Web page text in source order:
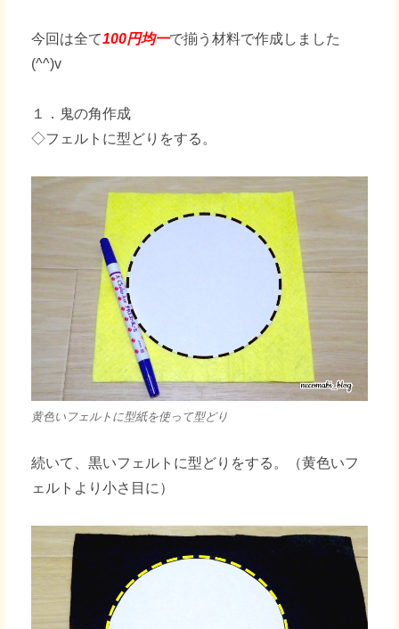
今回は全て100円均一で揃う材料で作成しました
(^^)v
１．鬼の角作成
◇フェルトに型どりをする。
黄色いフェルトに型紙を使って型どり
続いて、黒いフェルトに型どりをする。（黄色いフ
ェルトより小さ目に）